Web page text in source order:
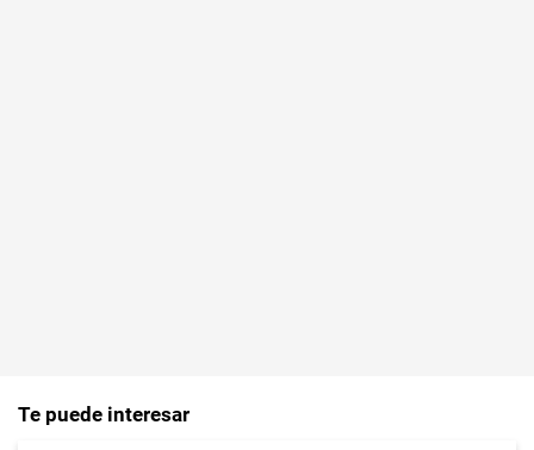
Te puede interesar